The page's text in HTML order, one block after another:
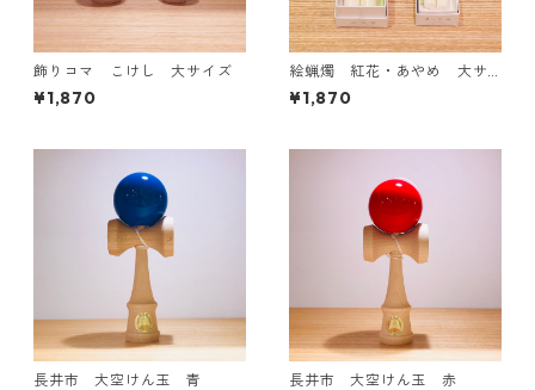
飾りコマ こけし 大サイズ
¥1,870
絵蝋燭 紅花・あやめ 大サ
イズ
¥1,870
長井市 大空けん玉 青 長井市 大空けん玉 赤